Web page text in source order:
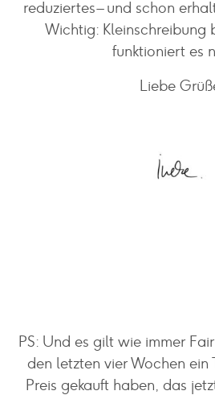
reduziertes – und schon
Wichtig: Kleinschreibung
funktioniert es
Liebe
PS: Und es gilt wie immer
den letzten vier Wochen ein
Preis gekauft haben, das